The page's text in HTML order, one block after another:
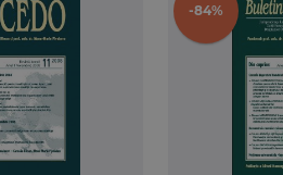
cauzei; efecte; imobil
Unit
licita a copilului în Regatul
-84%